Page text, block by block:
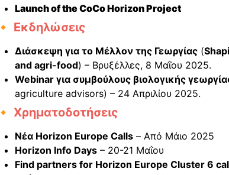
Launch of the CoCo Horizon Project
🔸 Εκδηλώσεις
Διάσκεψη για το Μέλλον της Γεωργίας(
and agri-food) – Βρυξέλλες, 8 Μαΐου 2025.
Webinar για συμβούλους βιολογικής
agriculture advisors) – 24 Απριλίου 2025.
🔸 Χρηματοδοτήσεις
Νέα Horizon Europe Calls– Από Μάιο 2025
Horizon Info Days– 20-21 Μαΐου
Find partners for Horizon Europe Cluster 6